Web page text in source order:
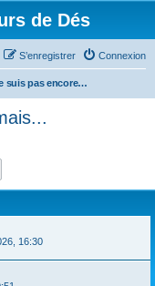
de Dés
Connexion
S’enregistrer
Je ne suis pas encore inscrit, mais...
16:30